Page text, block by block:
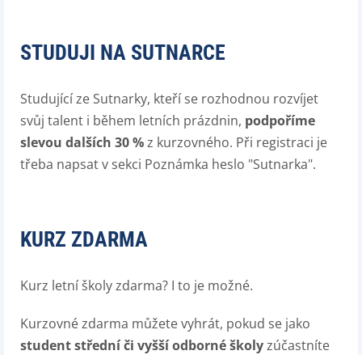
STUDUJI NA SUTNARCE
Studující ze Sutnarky, kteří se rozhodnou rozvíjet
svůj talent i během letních prázdnin, podpoříme
slevou dalších 30 %z kurzovného. Při registraci je
třeba napsat v sekci Poznámka heslo "Sutnarka".
KURZ ZDARMA
Kurz letní školy zdarma? I to je možné.
Kurzovné zdarma můžete vyhrát, pokud se jako
student střední či vyšší odborné školyzúčastníte